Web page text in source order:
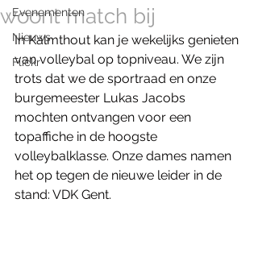
Evenementen
Nieuws
Flickr
woont match bij
In Kalmthout kan je wekelijks genieten
van volleybal op topniveau. We zijn
trots dat we de sportraad en onze
burgemeester Lukas Jacobs
mochten ontvangen voor een
topaffiche in de hoogste
volleybalklasse. Onze dames namen
het op tegen de nieuwe leider in de
stand: VDK Gent.